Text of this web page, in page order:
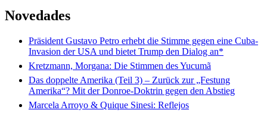
Novedades
Präsident Gustavo Petro erhebt die Stimme gegen eine Cuba-
Invasion der USA und bietet Trump den Dialog an*
Kretzmann, Morgana: Die Stimmen des Yucumã
Das doppelte Amerika (Teil 3) – Zurück zur „Festung
Amerika“? Mit der Donroe-Doktrin gegen den Abstieg
Marcela Arroyo & Quique Sinesi: Reflejos